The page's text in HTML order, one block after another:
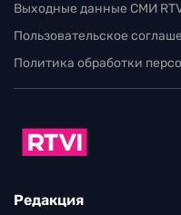
Выходные данные СМИ
Пользовательское
Политика обработки
Редакция